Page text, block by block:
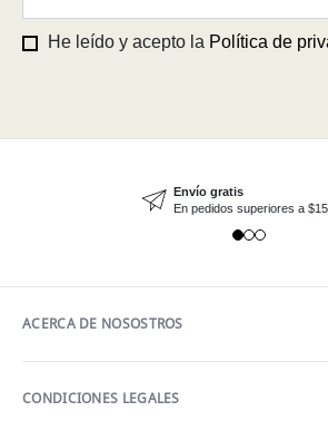
He leído y acepto la Política de
Envío gratis
En pedidos superiores a
ACERCA DE NOSOSTROS
CONDICIONES LEGALES